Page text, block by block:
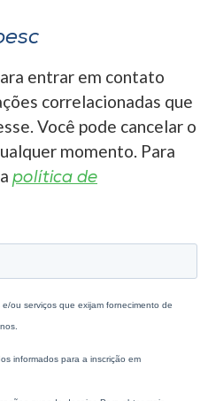
entrar em contato
correlacionadas que
Você pode cancelar o
momento. Para
política de